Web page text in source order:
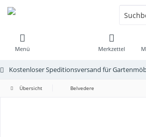
Menü Merkzettel
Kostenloser Speditionsversand für
Übersicht Belvedere